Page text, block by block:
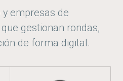
empresas de
gestionan rondas,
de forma digital.